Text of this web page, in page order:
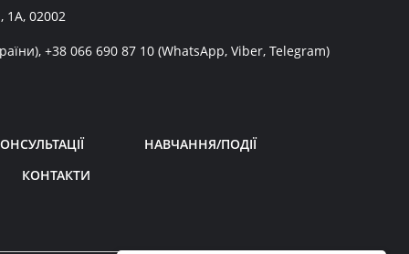
1А, 02002
+38 066 690 87 10 (WhatsApp, Viber, Telegram)
НАВЧАННЯ/ПОДІЇ
КОНТАКТИ